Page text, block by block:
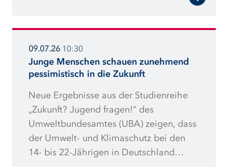
Einsatz von Biokraftstoffen und Strom im
Verkehrsbereich um 13 Prozent.
09.07.26 10:30
Junge Menschen schauen zunehmend
pessimistisch in die Zukunft
Neue Ergebnisse aus der Studienreihe
„Zukunft? Jugend fragen!“ des
Umweltbundesamtes (UBA) zeigen, dass
der Umwelt- und Klimaschutz bei den
14- bis 22-Jährigen in Deutschland